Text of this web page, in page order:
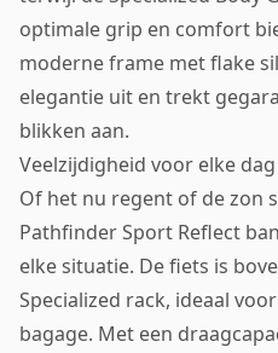
optimale grip en comfort
moderne frame met flake
elegantie uit en trekt
blikken aan.
Veelzijdigheid voor elke dag
Of het nu regent of de zon
Pathfinder Sport Reflect
elke situatie. De fiets is
Specialized rack, ideaal
bagage. Met een